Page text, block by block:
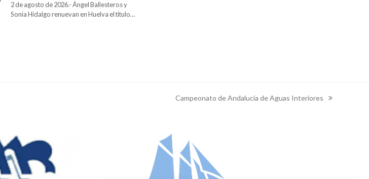
2 de agosto de 2026.- Ángel Ballesteros y
Sonia Hidalgo renuevan en Huelva el título…
next
Campeonato de Andalucía de Aguas Interiores